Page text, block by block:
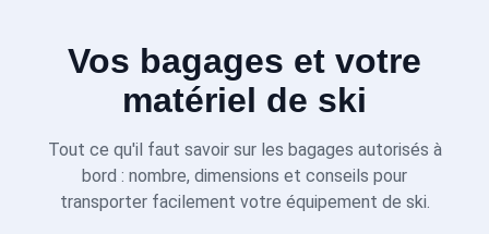
Vos bagages et votre
matériel de ski
Tout ce qu'il faut savoir sur les bagages autorisés à
bord : nombre, dimensions et conseils pour
transporter facilement votre équipement de ski.